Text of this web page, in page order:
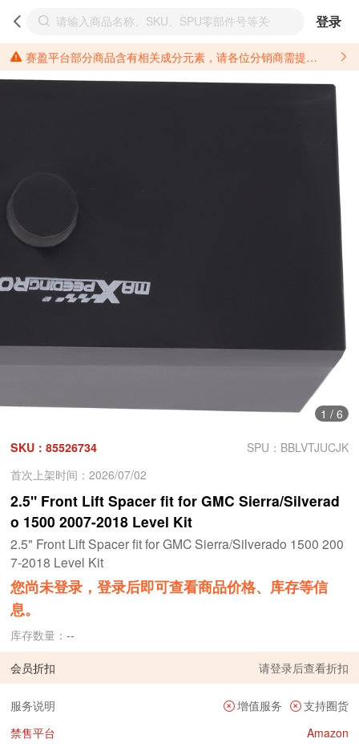
登录
赛盈平台部分商品含有相关成分元素，请各位分销商需提前了解产品材质情况，并针对其做好相关的风险把控，以免造成不必要的损失。 *美国加州65法案进一步规定了对于仅包含致癌物质，仅包含致生殖毒性物质，同时包含致癌物质和致生殖毒性物质，亦或是包含某一物质即为致癌物质又为致生殖毒性物质的产品的警示标语要求。 *新法案提供的警示标语修订并不是强制实施的，其只是避免昂贵诉讼的一种有效的方法。只要企业在保证其使用的另外的警示标语是“清晰和合理”并符合加州65法案要求的，那也是可以被接受的。*请充分了解第三方销售平台对商品上架规要求，并根据对应平台规则调整相关商品信息后进行上架，以免造成您不必要损失。 汽配产品上架注意事项： 不同第三方平台对于适配车型等信息的填写要求各有不同。例如：亚马逊明确禁止在产品标题、卖点和描述中直接使用适配车型的年份、品牌和型号信息；请您仔细研究并熟悉所销售平台关于汽配产品上架销售的具体规则，如果因上架的汽配产品信息填写不符合所销售平台要求，产生违规/侵权等问题所造成的损失需您自行承担。
1 / 6
SKU：85526734
SPU：BBLVTJUCJK
首次上架时间：2026/07/02
2.5" Front Lift Spacer fit for GMC Sierra/Silverad
o 1500 2007-2018 Level Kit
2.5" Front Lift Spacer fit for GMC Sierra/Silverado 1500 200
7-2018 Level Kit
您尚未登录，登录后即可查看商品价格、库存等信
息。
库存数量：--
会员折扣 请登录后查看折扣
服务说明 增值服务
支持圈货
禁售平台
Amazon